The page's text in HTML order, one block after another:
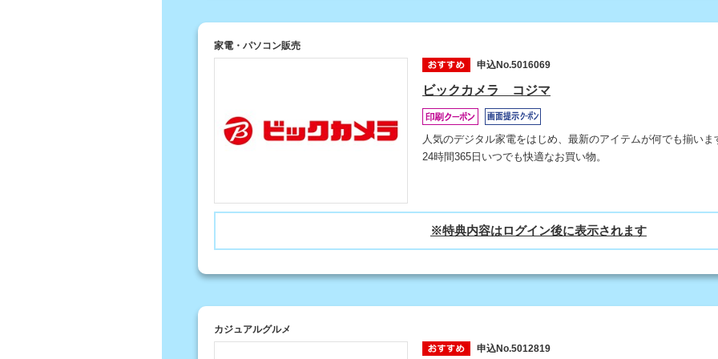
家電・パソコン販売
申込No.5016069
ビックカメラ コジマ
人気のデジタル家電をはじめ、最新のアイテムが何でも揃いま
24時間365日いつでも快適なお買い物。
カジュアルグルメ
申込No.5012819